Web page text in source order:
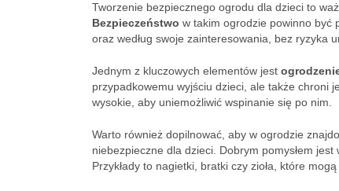
Tworzenie bezpiecznego ogrodu dla dzieci to
Bezpieczeństwo w takim ogrodzie powinno być
oraz według swoje zainteresowania, bez ryzyka
Jednym z kluczowych elementów jest
przypadkowemu wyjściu dzieci, ale także chroni
wysokie, aby uniemożliwić wspinanie się po nim.
Warto również dopilnować, aby w ogrodzie
niebezpieczne dla dzieci. Dobrym pomysłem
Przykłady to nagietki, bratki czy zioła, które